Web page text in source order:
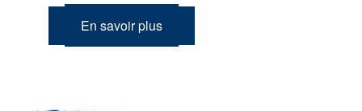
En savoir plus